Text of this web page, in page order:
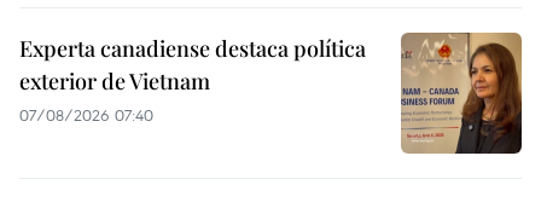
Experta canadiense destaca política
exterior de Vietnam
07/08/2026 07:40